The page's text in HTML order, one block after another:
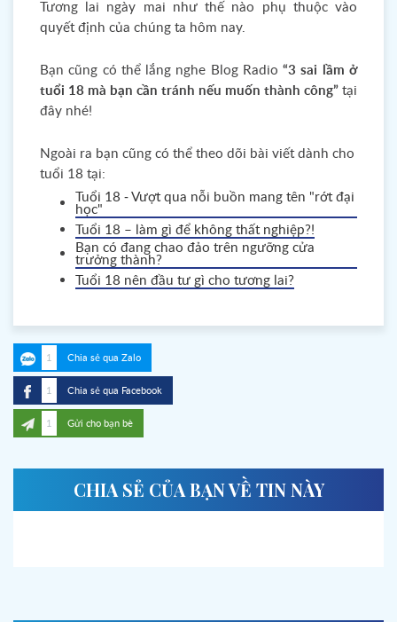
Tương lai ngày mai như thế nào phụ thuộc vào
quyết định của chúng ta hôm nay.
Bạn cũng có thể lắng nghe Blog Radio“3 sai lầm ở
tuổi 18 mà bạn cần tránh nếu muốn thành công” tại
đây nhé!
Ngoài ra bạn cũng có thể theo dõi bài viết dành cho
tuổi 18 tại:
Tuổi 18 - Vượt qua nỗi buồn mang tên "rớt đại
học"
Tuổi 18 – làm gì để không thất nghiệp?!
Bạn có đang chao đảo trên ngưỡng cửa
trưởng thành?
Tuổi 18 nên đầu tư gì cho tương lai?
1 Chia sẻ qua Zalo
1 Chia sẻ qua Facebook
1 Gửi cho bạn bè
CHIA SẺ CỦA BẠN VỀ TIN NÀY